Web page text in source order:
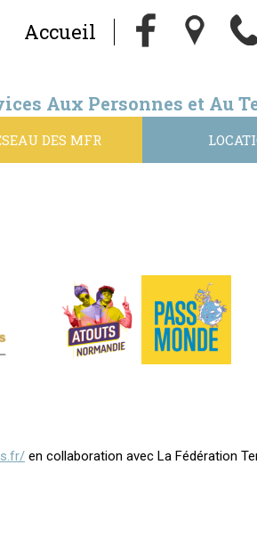
Accueil
Aux Personnes et Au
DES MFR
en collaboration avec La Fédération